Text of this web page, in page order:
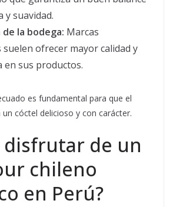
y suavidad.
la bodega: Marcas
suelen ofrecer mayor calidad y
en sus productos.
es fundamental para que el
cóctel delicioso y con carácter.
disfrutar de un
chileno
en Perú?